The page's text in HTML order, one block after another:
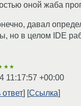
оной жаба
давал
но в целом IDE
11:17:57 +00:00
ответ
Ссылка